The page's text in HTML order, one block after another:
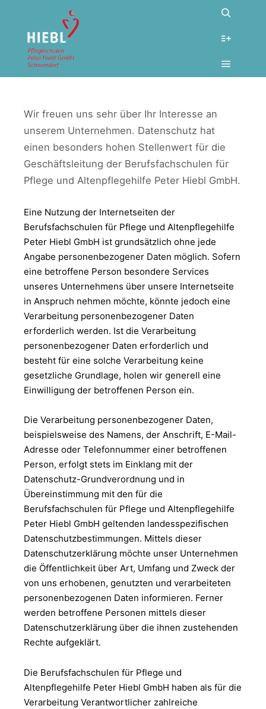
DATENSCHUTZERKLÄRUNG
Pflegeschulen Peter Hiebl
Wir freuen uns sehr über Ihr Interesse an
unserem Unternehmen. Datenschutz hat
einen besonders hohen Stellenwert für die
Geschäftsleitung der Berufsfachschulen für
Pflege und Altenpflegehilfe Peter Hiebl GmbH.
Eine Nutzung der Internetseiten der
Berufsfachschulen für Pflege und Altenpflegehilfe
Peter Hiebl GmbH ist grundsätzlich ohne jede
Angabe personenbezogener Daten möglich. Sofern
eine betroffene Person besondere Services
unseres Unternehmens über unsere Internetseite
in Anspruch nehmen möchte, könnte jedoch eine
Verarbeitung personenbezogener Daten
erforderlich werden. Ist die Verarbeitung
personenbezogener Daten erforderlich und
besteht für eine solche Verarbeitung keine
gesetzliche Grundlage, holen wir generell eine
Einwilligung der betroffenen Person ein.
Die Verarbeitung personenbezogener Daten,
beispielsweise des Namens, der Anschrift, E-Mail-
Adresse oder Telefonnummer einer betroffenen
Person, erfolgt stets im Einklang mit der
Datenschutz-Grundverordnung und in
Übereinstimmung mit den für die
Berufsfachschulen für Pflege und Altenpflegehilfe
Peter Hiebl GmbH geltenden landesspezifischen
Datenschutzbestimmungen. Mittels dieser
Datenschutzerklärung möchte unser Unternehmen
die Öffentlichkeit über Art, Umfang und Zweck der
von uns erhobenen, genutzten und verarbeiteten
personenbezogenen Daten informieren. Ferner
werden betroffene Personen mittels dieser
Datenschutzerklärung über die ihnen zustehenden
Rechte aufgeklärt.
Die Berufsfachschulen für Pflege und
Altenpflegehilfe Peter Hiebl GmbH haben als für die
Verarbeitung Verantwortlicher zahlreiche